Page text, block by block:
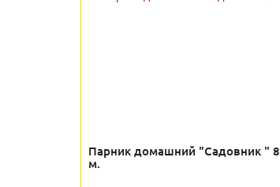
Парник домашний "Садовник " 8
м.